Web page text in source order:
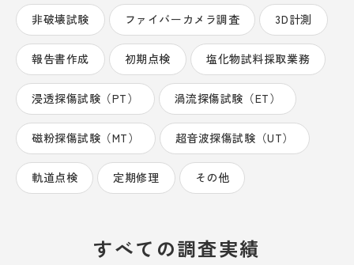
Tokyo 03-5761-5201
9:00-17:00受付 定休日:土日祝
安心を未来へつなぐ、
社会貢献する喜び。
プライバシーポリシー
非破壊試験 ファイバーカメラ調査 3D計測
報告書作成 初期点検 塩化物試料採取業務
浸透探傷試験（PT） 渦流探傷試験（ET）
磁粉探傷試験（MT） 超音波探傷試験（UT）
軌道点検 定期修理 その他
すべての調査実績